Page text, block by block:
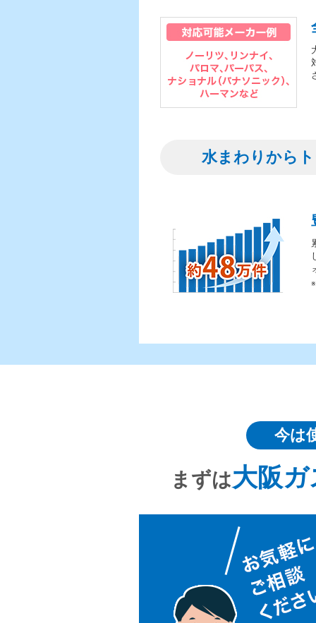
水まわりから
今は
まずは大阪